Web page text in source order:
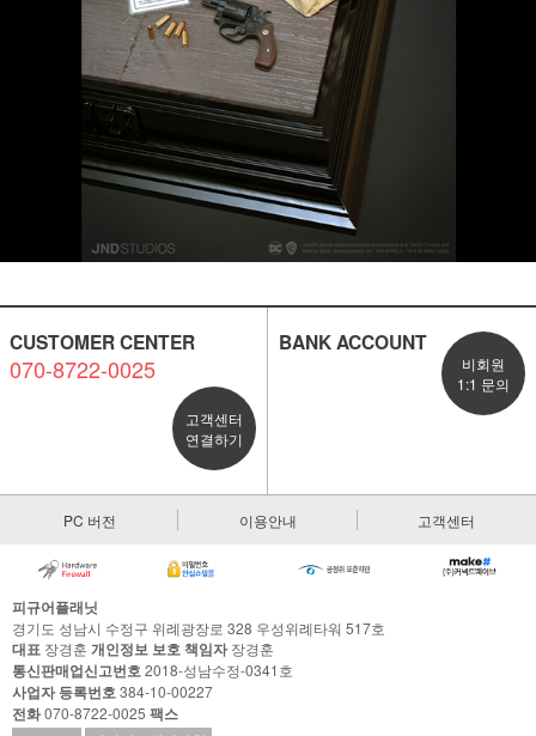
CUSTOMER CENTER
070-8722-0025
고객센터
연결하기
BANK ACCOUNT
비회원
1:1 문의
PC 버전 이용안내 고객센터
피규어플래닛
경기도 성남시 수정구 위례광장로 328 우성위례타워 517호
대표 장경훈 개인정보 보호 책임자장경훈
통신판매업신고번호2018-성남수정-0341호
사업자 등록번호384-10-00227
전화070-8722-0025 팩스